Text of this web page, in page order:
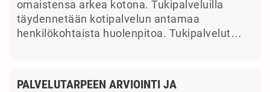
omaistensa arkea kotona. Tukipalveluilla
täydennetään kotipalvelun antamaa
henkilökohtaista huolenpitoa. Tukipalvelut…
PALVELUTARPEEN ARVIOINTI JA